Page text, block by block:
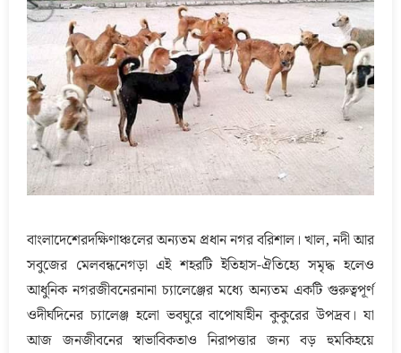
বাংলাদেশেরদক্ষিণাঞ্চলের অন্যতম প্রধান নগর বরিশাল। খাল, নদী আর
সবুজের মেলবন্ধনেগড়া এই শহরটি ইতিহাস-ঐতিহ্যে সমৃদ্ধ হলেও
আধুনিক নগরজীবনেরনানা চ্যালেঞ্জের মধ্যে অন্যতম একটি গুরুত্বপূর্ণ
ওদীর্ঘদিনের চ্যালেঞ্জ হলো ভবঘুরে বাপোষাহীন কুকুরের উপদ্রব। যা
আজ জনজীবনের স্বাভাবিকতাও নিরাপত্তার জন্য বড় হুমকিহয়ে